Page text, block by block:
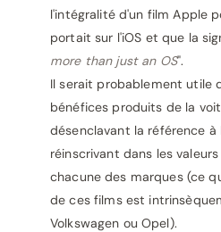
l'intégralité d'un film Apple
portait sur l'iOS et que la
more than just an OS".
Il serait probablement utile
bénéfices produits de la
désenclavant la référence à
réinscrivant dans les
chacune des marques (ce
de ces films est
Volkswagen ou Opel).